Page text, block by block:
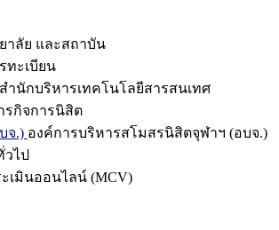
าลัย และสถาบัน
ทะเบียน
สำนักบริหารเทคโนโลยีสารสนเทศ
รกิจการนิสิต
จ.) องค์การบริหารสโมสรนิสิตจุฬาฯ (อบจ.)
ไป
เมินออนไลน์ (MCV)